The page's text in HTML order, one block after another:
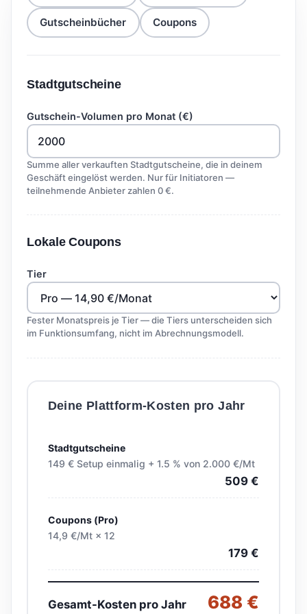
Gutscheinbücher Coupons
Stadtgutscheine
Gutschein-Volumen pro Monat (€)
Summe aller verkauften Stadtgutscheine, die in deinem
Geschäft eingelöst werden. Nur für Initiatoren —
teilnehmende Anbieter zahlen 0 €.
Lokale Coupons
Tier
Fester Monatspreis je Tier — die Tiers unterscheiden sich
im Funktionsumfang, nicht im Abrechnungsmodell.
Deine Plattform-Kosten pro Jahr
Stadtgutscheine
149 € Setup einmalig + 1.5 % von 2.000 €/Mt
509 €
Coupons (Pro)
14,9 €/Mt × 12
179 €
Gesamt-Kosten pro Jahr 688 €